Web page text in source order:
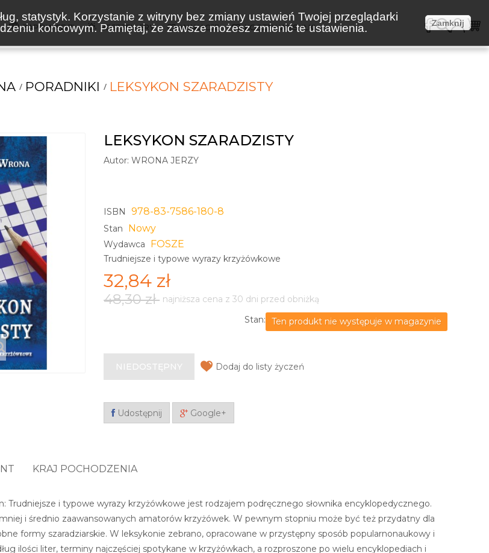
statystyk. Korzystanie z witryny bez zmiany ustawień Twojej przeglądarki
końcowym. Pamiętaj, że zawsze możesz zmienić te ustawienia.
Zamknij
ZAPOWIEDZI BESTSELLERY WAKACJE KOSZTY WYSYŁKI
PORADNIKI LEKSYKON SZARADZISTY
LEKSYKON SZARADZISTY
Autor: WRONA JERZY
ISBN 978-83-7586-180-8
Stan Nowy
Wydawca FOSZE
Trudniejsze i typowe wyrazy krzyżówkowe
32,84 zł
48,30 zł najniższa cena z 30 dni przed obniżką
Stan:
Ten produkt nie występuje w magazynie
NIEDOSTĘPNY Dodaj do listy życzeń
Udostępnij Google+
KRAJ POCHODZENIA
Trudniejsze i typowe wyrazy krzyżówkowe jest rodzajem podręcznego słownika encyklopedycznego.
i średnio zaawansowanych amatorów krzyżówek. W pewnym stopniu może być też przydatny dla
formy szaradziarskie. W leksykonie zebrano, opracowane w przystępny sposób popularnonaukowy i
ilości liter, terminy najczęściej spotykane w krzyżówkach, a rozproszone po wielu encyklopediach i